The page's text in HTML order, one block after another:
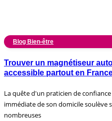
Blog Bien-être
Trouver un magnétiseur
accessible partout en
La quête d'un praticien de
immédiate de son domicile soulève
nombreuses